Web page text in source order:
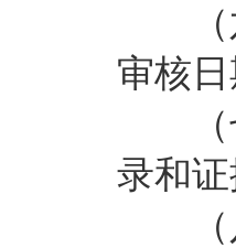
（六
审核
（七
录和
（八